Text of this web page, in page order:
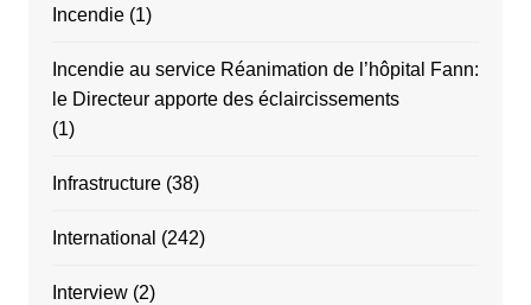
Incendie(1)
Incendie au service Réanimation de l’hôpital Fann:
le Directeur apporte des éclaircissements
(1)
Infrastructure(38)
International (242)
Interview(2)